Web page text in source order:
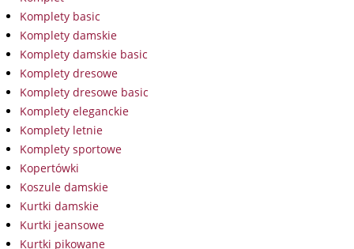
Komplety basic
Komplety damskie
Komplety damskie basic
Komplety dresowe
Komplety dresowe basic
Komplety eleganckie
Komplety letnie
Komplety sportowe
Kopertówki
Koszule damskie
Kurtki damskie
Kurtki jeansowe
Kurtki pikowane